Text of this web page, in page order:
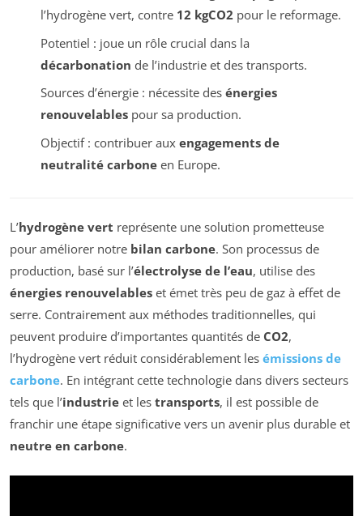
l’hydrogène vert, contre 12 kgCO2 pour le reformage.
Potentiel : joue un rôle crucial dans la
décarbonation de l’industrie et des transports.
Sources d’énergie : nécessite des énergies
renouvelablespour sa production.
Objectif : contribuer aux engagements de
neutralité carboneen Europe.
L’hydrogène vert représente une solution prometteuse
pour améliorer notre bilan carbone. Son processus de
production, basé sur l’électrolyse de l’eau, utilise des
énergies renouvelables et émet très peu de gaz à effet de
serre. Contrairement aux méthodes traditionnelles, qui
peuvent produire d’importantes quantités de CO2,
l’hydrogène vert réduit considérablement les émissions de
carbone. En intégrant cette technologie dans divers secteurs
tels que l’industrie et les transports, il est possible de
franchir une étape significative vers un avenir plus durable et
neutre en carbone.